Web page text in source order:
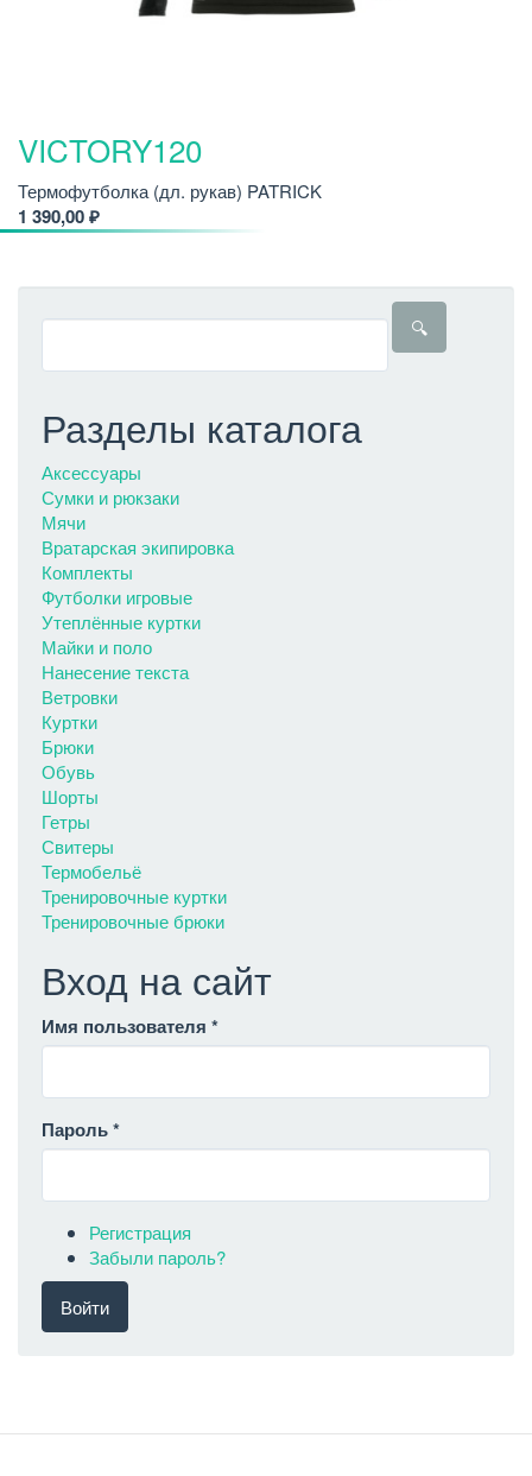
VICTORY120
Термофутболка (дл. рукав) PATRICK
1 390,00 ₽
🔍
Разделы каталога
Аксессуары
Сумки и рюкзаки
Мячи
Вратарская экипировка
Комплекты
Футболки игровые
Утеплённые куртки
Майки и поло
Нанесение текста
Ветровки
Куртки
Брюки
Обувь
Шорты
Гетры
Свитеры
Термобельё
Тренировочные куртки
Тренировочные брюки
Вход на сайт
Имя пользователя *
Пароль*
Регистрация
Забыли пароль?
Войти